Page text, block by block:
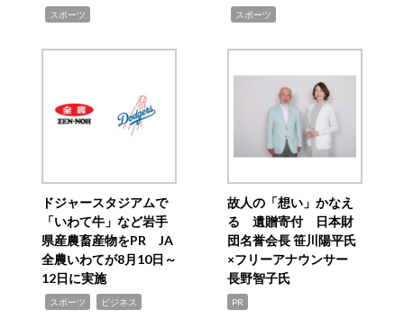
スポーツ スポーツ
ドジャースタジアムで
「いわて牛」など岩手
県産農畜産物をPR JA
全農いわてが8月10日～
12日に実施
スポーツ ビジネス
故人の「想い」かなえ
る 遺贈寄付 日本財
団名誉会長 笹川陽平氏
×フリーアナウンサー
長野智子氏
PR